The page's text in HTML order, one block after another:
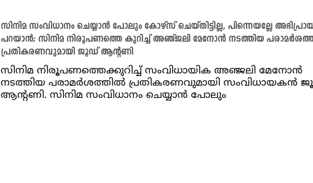
സിനിമ സംവിധാനം ചെയ്യാന്‍ പോലും കോഴ്‌സ് ചെയ്തിട്ടില്ല, പിന്നെയല്ലേ
പറയാൻ; സിനിമ നിരൂപണത്തെ കുറിച്ച് അഞ്ജലി മേനോൻ നടത്തിയ
പ്രതികരണവുമായി ജൂഡ് ആന്റണി
സിനിമ നിരൂപണത്തെക്കുറിച്ച് സംവിധായിക അഞ്ജലി മേനോൻ
നടത്തിയ പരാമർശത്തിൽ പ്രതികരണവുമായി സംവിധായകൻ
ആന്റണി. സിനിമ സംവിധാനം ചെയ്യാൻ പോലും